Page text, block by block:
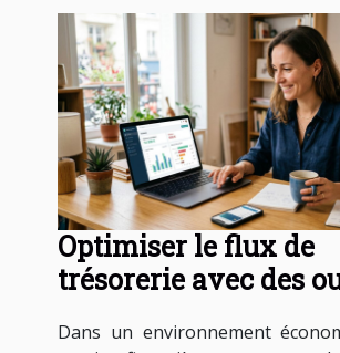
Optimiser le flux de
trésorerie avec des
Dans un environnement